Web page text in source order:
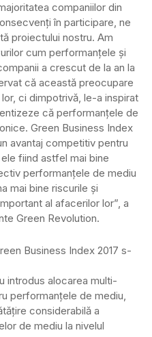
companiilor din
în participare, ne
proiectului nostru. Am
cum performanțele și
a crescut de la an la
că această preocupare
ci dimpotrivă, le-a inspirat
că performanțele de
Green Business Index
avantaj competitiv pentru
fiind astfel mai bine
performanțele de mediu
mai bine riscurile și
al afacerilor lor”, a
Green Revolution.
Business Index 2017 s-
introdus alocarea multi-
performanțele de mediu,
considerabilă a
de mediu la nivelul